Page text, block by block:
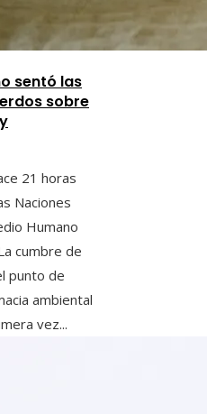
sentó las
sobre
21 horas
Naciones
Humano
cumbre de
punto de
ambiental
vez...